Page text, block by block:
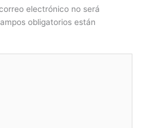
electrónico no será
obligatorios están